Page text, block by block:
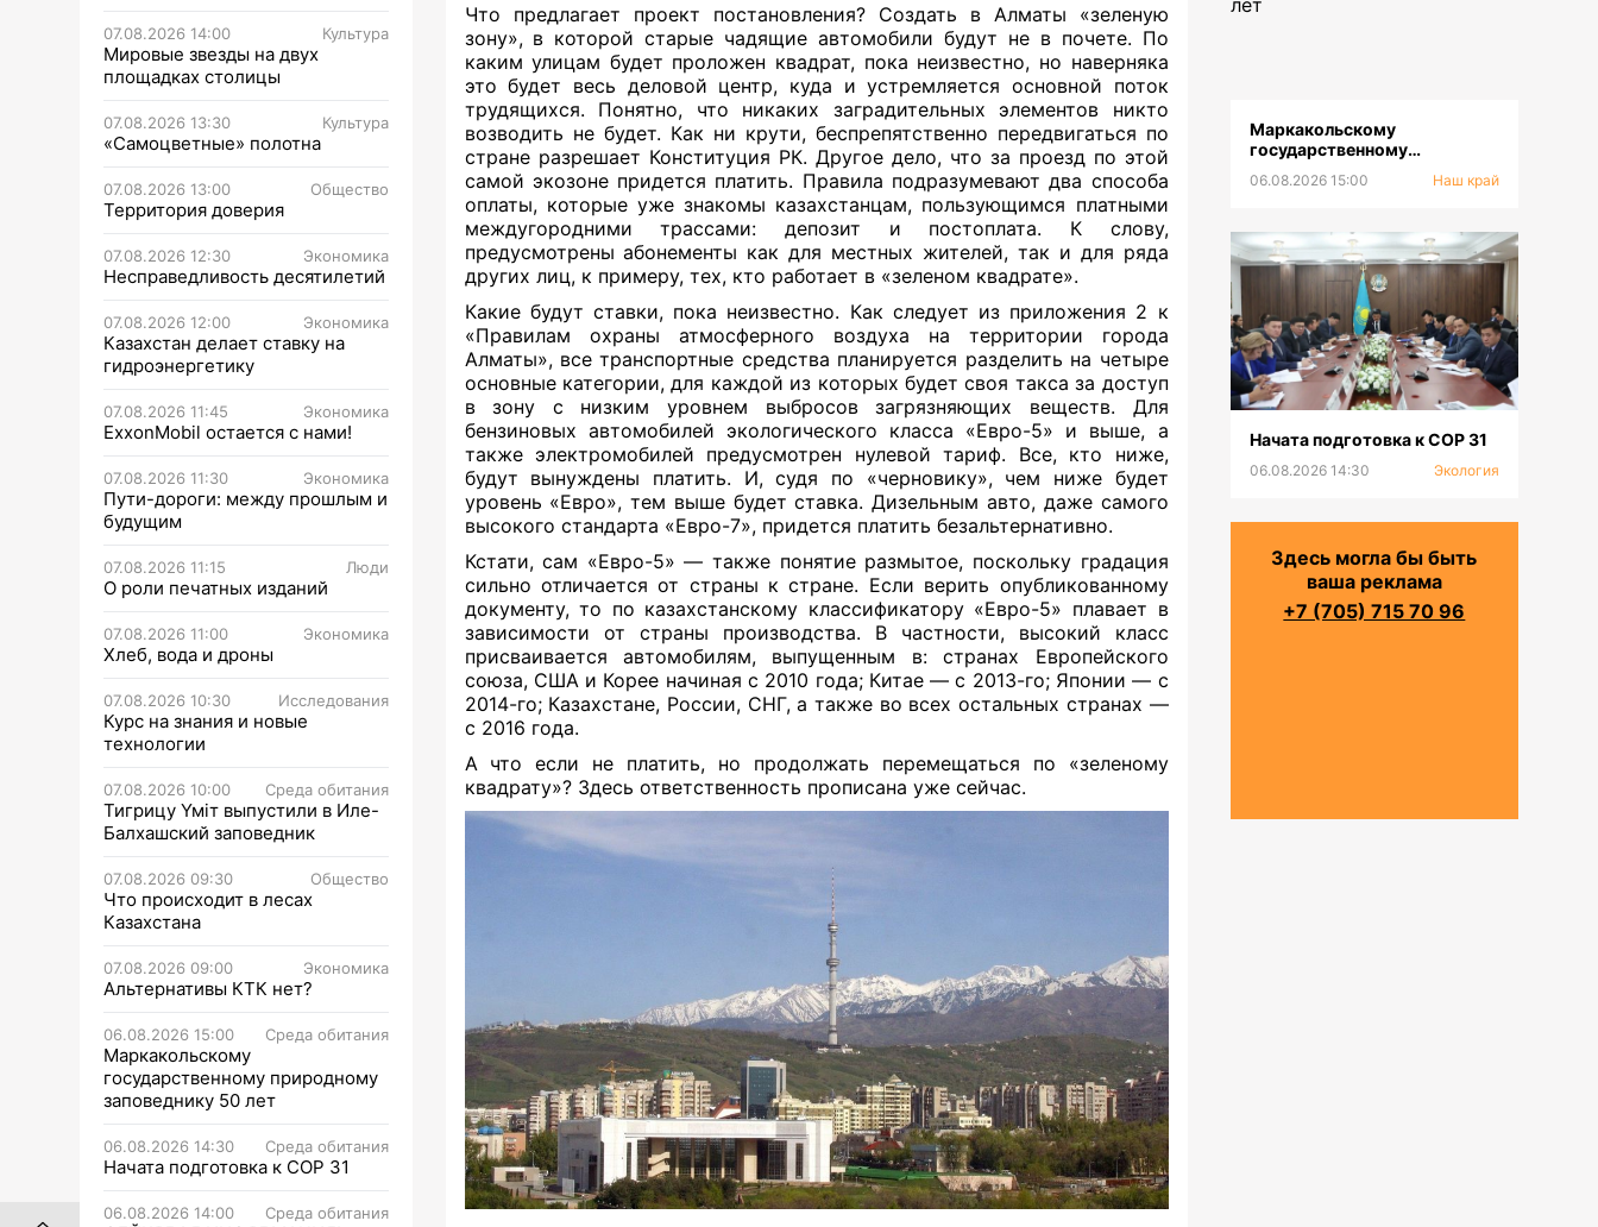
07.08.2026 14:00 Культура
Мировые звезды на двух
площадках столицы
07.08.2026 13:30 Культура
«Самоцветные» полотна
07.08.2026 13:00 Общество
Территория доверия
07.08.2026 12:30 Экономика
Несправедливость десятилетий
07.08.2026 12:00 Экономика
Казахстан делает ставку на
гидроэнергетику
07.08.2026 11:45 Экономика
ExxonMobil остается с нами!
07.08.2026 11:30 Экономика
Пути-дороги: между прошлым и
будущим
07.08.2026 11:15 Люди
О роли печатных изданий
07.08.2026 11:00 Экономика
Хлеб, вода и дроны
07.08.2026 10:30 Исследования
Курс на знания и новые
технологии
07.08.2026 10:00 Среда обитания
Тигрицу Үміт выпустили в Иле-
Балхашский заповедник
07.08.2026 09:30 Общество
Что происходит в лесах
Казахстана
07.08.2026 09:00 Экономика
Альтернативы КТК нет?
06.08.2026 15:00 Среда обитания
Маркакольскому
государственному природному
заповеднику 50 лет
06.08.2026 14:30 Среда обитания
Начата подготовка к СОР 31
06.08.2026 14:00 Среда обитания
Что предлагает проект постановления? Создать в Алматы «зеленую
зону», в которой старые чадящие автомобили будут не в почете. По
каким улицам будет проложен квадрат, пока неизвестно, но наверняка
это будет весь деловой центр, куда и устремляется основной поток
трудящихся. Понятно, что никаких заградительных элементов никто
возводить не будет. Как ни крути, беспрепятственно передвигаться по
стране разрешает Конституция РК. Другое дело, что за проезд по этой
самой экозоне придется платить. Правила подразумевают два способа
оплаты, которые уже знакомы казахстанцам, пользующимся платными
междугородними трассами: депозит и постоплата. К слову,
предусмотрены абонементы как для местных жителей, так и для ряда
других лиц, к примеру, тех, кто работает в «зеленом квадрате».
Какие будут ставки, пока неизвестно. Как следует из приложения 2 к
«Правилам охраны атмосферного воздуха на территории города
Алматы», все транспортные средства планируется разделить на четыре
основные категории, для каждой из которых будет своя такса за доступ
в зону с низким уровнем выбросов загрязняющих веществ. Для
бензиновых автомобилей экологического класса «Евро-5» и выше, а
также электромобилей предусмотрен нулевой тариф. Все, кто ниже,
будут вынуждены платить. И, судя по «черновику», чем ниже будет
уровень «Евро», тем выше будет ставка. Дизельным авто, даже самого
высокого стандарта «Евро-7», придется платить безальтернативно.
Кстати, сам «Евро-5» — также понятие размытое, поскольку градация
сильно отличается от страны к стране. Если верить опубликованному
документу, то по казахстанскому классификатору «Евро-5» плавает в
зависимости от страны производства. В частности, высокий класс
присваивается автомобилям, выпущенным в: странах Европейского
союза, США и Корее начиная с 2010 года; Китае — с 2013-го; Японии — с
2014-го; Казахстане, России, СНГ, а также во всех остальных странах —
с 2016 года.
А что если не платить, но продолжать перемещаться по «зеленому
квадрату»? Здесь ответственность прописана уже сейчас.
Маркакольскому
государственному
лет
06.08.2026 15:00 Наш край
Начата подготовка к СОР 31
06.08.2026 14:30 Экология
Здесь могла бы быть
ваша реклама
+7 (705) 715 70 96